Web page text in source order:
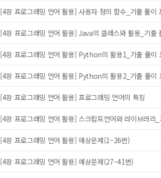
[4장 프로그래밍 언어 활용] 사용자 정의 함수_기출 풀이
[4장 프로그래밍 언어 활용] Java의 클래스와 활용_기출
[4장 프로그래밍 언어 활용] Python의 활용1_기출 풀이
[4장 프로그래밍 언어 활용] Python의 활용2_기출 풀이
[4장 프로그래밍 언어 활용] 프로그래밍 언어의 특징
[4장 프로그래밍 언어 활용] 스크립트언어와 라이브러리
[4장 프로그래밍 언어 활용] 예상문제(1~26번)
[4장 프로그래밍 언어 활용] 예상문제(27~41번)
쿠폰번호
제목*
첨부파일
알림 메시지